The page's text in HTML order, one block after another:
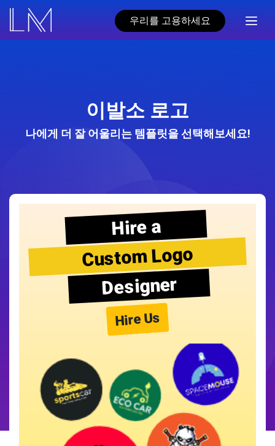
우리를 고용하세요
이발소 로고
나에게 더 잘 어울리는 템플릿을 선택해보세요!
Hire a
Custom Logo
Designer
Hire Us